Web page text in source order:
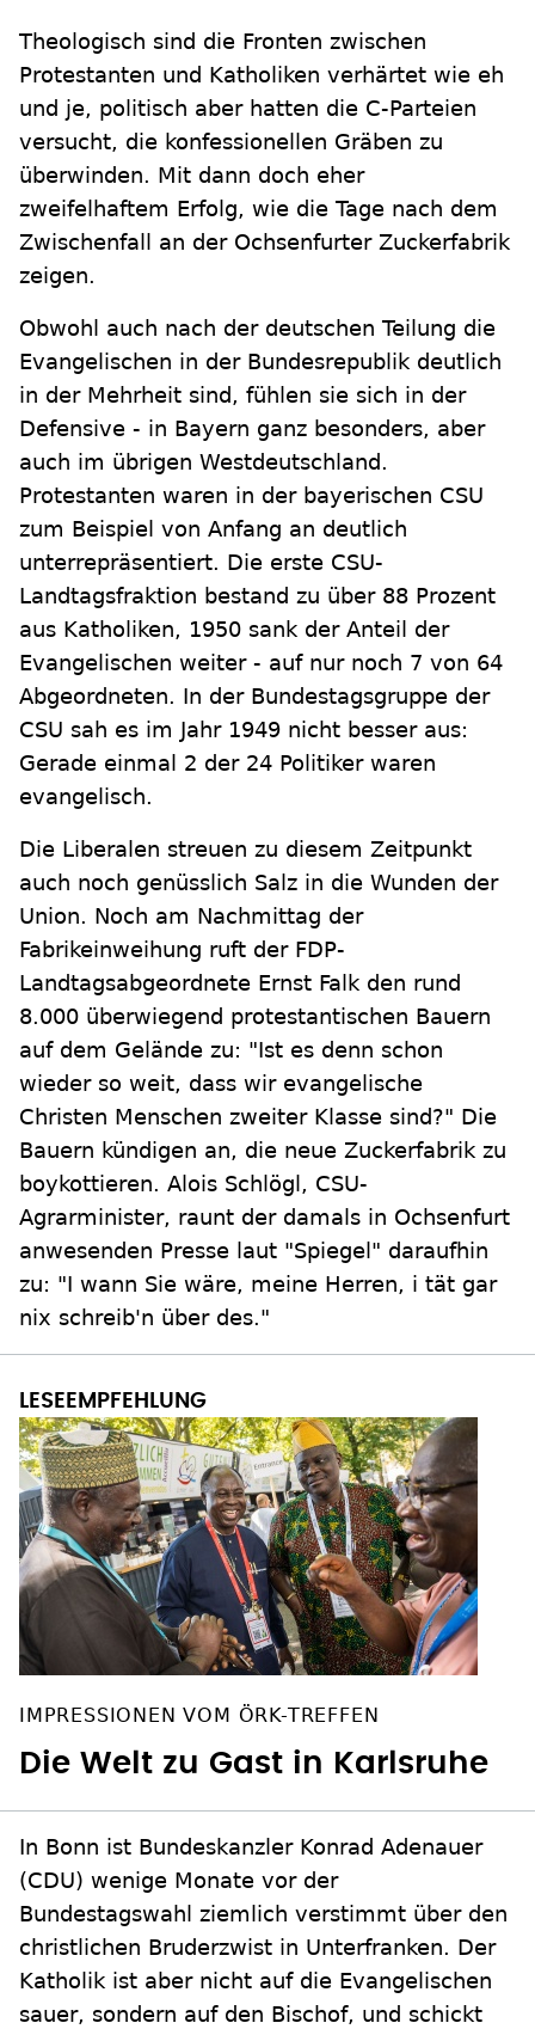
Theologisch sind die Fronten zwischen
Protestanten und Katholiken verhärtet wie eh
und je, politisch aber hatten die C-Parteien
versucht, die konfessionellen Gräben zu
überwinden. Mit dann doch eher
zweifelhaftem Erfolg, wie die Tage nach dem
Zwischenfall an der Ochsenfurter Zuckerfabrik
zeigen.
Obwohl auch nach der deutschen Teilung die
Evangelischen in der Bundesrepublik deutlich
in der Mehrheit sind, fühlen sie sich in der
Defensive - in Bayern ganz besonders, aber
auch im übrigen Westdeutschland.
Protestanten waren in der bayerischen CSU
zum Beispiel von Anfang an deutlich
unterrepräsentiert. Die erste CSU-
Landtagsfraktion bestand zu über 88 Prozent
aus Katholiken, 1950 sank der Anteil der
Evangelischen weiter - auf nur noch 7 von 64
Abgeordneten. In der Bundestagsgruppe der
CSU sah es im Jahr 1949 nicht besser aus:
Gerade einmal 2 der 24 Politiker waren
evangelisch.
Die Liberalen streuen zu diesem Zeitpunkt
auch noch genüsslich Salz in die Wunden der
Union. Noch am Nachmittag der
Fabrikeinweihung ruft der FDP-
Landtagsabgeordnete Ernst Falk den rund
8.000 überwiegend protestantischen Bauern
auf dem Gelände zu: "Ist es denn schon
wieder so weit, dass wir evangelische
Christen Menschen zweiter Klasse sind?" Die
Bauern kündigen an, die neue Zuckerfabrik zu
boykottieren. Alois Schlögl, CSU-
Agrarminister, raunt der damals in Ochsenfurt
anwesenden Presse laut "Spiegel" daraufhin
zu: "I wann Sie wäre, meine Herren, i tät gar
nix schreib'n über des."
IMPRESSIONEN VOM ÖRK-TREFFEN
Die Welt zu Gast in Karlsruhe
In Bonn ist Bundeskanzler Konrad Adenauer
(CDU) wenige Monate vor der
Bundestagswahl ziemlich verstimmt über den
christlichen Bruderzwist in Unterfranken. Der
Katholik ist aber nicht auf die Evangelischen
sauer, sondern auf den Bischof, und schickt